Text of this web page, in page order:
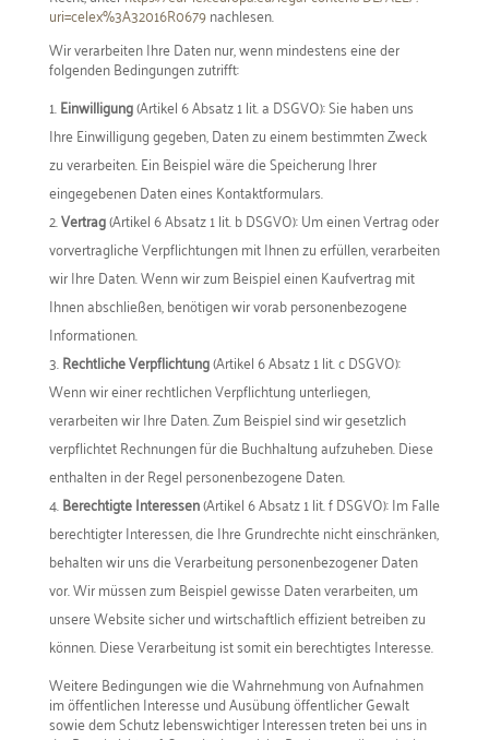
uri=celex%3A32016R0679nachlesen.
Wir verarbeiten Ihre Daten nur, wenn mindestens eine der
folgenden Bedingungen zutrifft:
Einwilligung(Artikel 6 Absatz 1 lit. a DSGVO): Sie haben uns
Ihre Einwilligung gegeben, Daten zu einem bestimmten Zweck
zu verarbeiten. Ein Beispiel wäre die Speicherung Ihrer
eingegebenen Daten eines Kontaktformulars.
Vertrag(Artikel 6 Absatz 1 lit. b DSGVO): Um einen Vertrag oder
vorvertragliche Verpflichtungen mit Ihnen zu erfüllen, verarbeiten
wir Ihre Daten. Wenn wir zum Beispiel einen Kaufvertrag mit
Ihnen abschließen, benötigen wir vorab personenbezogene
Informationen.
Rechtliche Verpflichtung(Artikel 6 Absatz 1 lit. c DSGVO):
Wenn wir einer rechtlichen Verpflichtung unterliegen,
verarbeiten wir Ihre Daten. Zum Beispiel sind wir gesetzlich
verpflichtet Rechnungen für die Buchhaltung aufzuheben. Diese
enthalten in der Regel personenbezogene Daten.
Berechtigte Interessen(Artikel 6 Absatz 1 lit. f DSGVO): Im Falle
berechtigter Interessen, die Ihre Grundrechte nicht einschränken,
behalten wir uns die Verarbeitung personenbezogener Daten
vor. Wir müssen zum Beispiel gewisse Daten verarbeiten, um
unsere Website sicher und wirtschaftlich effizient betreiben zu
können. Diese Verarbeitung ist somit ein berechtigtes Interesse.
Weitere Bedingungen wie die Wahrnehmung von Aufnahmen
im öffentlichen Interesse und Ausübung öffentlicher Gewalt
sowie dem Schutz lebenswichtiger Interessen treten bei uns in